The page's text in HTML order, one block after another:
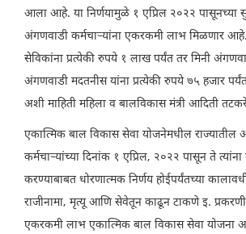
आला आहे. या निर्णयामुळे १ एप्रिल २०२२ पासूनच्या
अंगणवाडी कर्मचाऱ्यांना एकरकमी लाभ मिळणार
सेविकांना प्रत्येकी रुपये १ लाख पर्यंत तर मिनी
अंगणवाडी मदतनीस यांना प्रत्येकी रुपये ७५ हजार
अशी माहिती महिला व बालविकास मंत्री आदिती
एकात्मिक बाल विकास सेवा योजनेमधील राज्यातील
कर्मचाऱ्यांच्या दिनांक १ एप्रिल, २०२२ पासून ते त्यांना
करण्याबाबत धोरणात्मक निर्णय होईपर्यंतच्या
राजीनामा, मृत्यू आणि सेवेतून काढून टाकणे इ. प्रकरणी
एकरकमी लाभ एकात्मिक बाल विकास सेवा योजना